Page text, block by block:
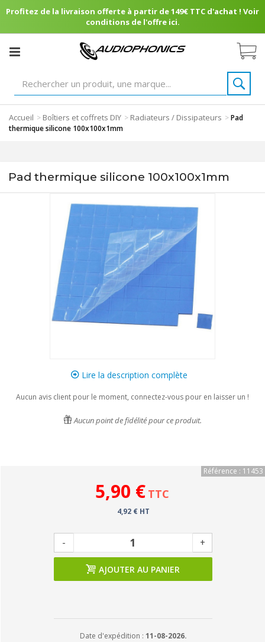
Profitez de la livraison offerte à partir de 149€ TTC d'achat ! Voir
conditions de l'offre ici.
Accueil > Boîtiers et coffrets DIY > Radiateurs / Dissipateurs >Pad
thermique silicone 100x100x1mm
Pad thermique silicone 100x100x1mm
Lire la description complète
Aucun avis client pour le moment, connectez-vous pour en laisser un !
Aucun point de fidélité pour ce produit.
Référence : 11453
5,90 € TTC
4,92 € HT
- +
AJOUTER AU PANIER
Date d'expédition : 11-08-2026.